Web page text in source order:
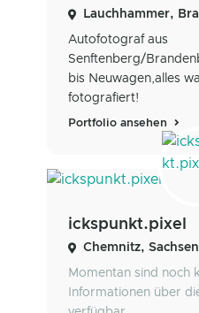
Lauchhammer,
Autofotograf aus
Senftenberg/
bis Neuwagen,alles
fotografiert!
Portfolio ansehen
ickspunkt.pixel
Chemnitz, Sachsen
Momentan sind noch
Informationen über